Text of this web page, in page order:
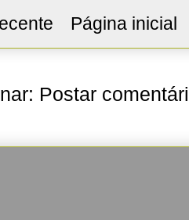
Página inicial
Postar